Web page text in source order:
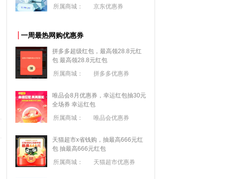
所属商城： 京东优惠券
一周最热网购优惠券
拼多多超级红包，最高领28.8元红
包 最高领28.8元红包
所属商城：
拼多多优惠券
唯品会8月优惠券，幸运红包抽30元
全场券 幸运红包
所属商城：
唯品会优惠券
天猫超市x省钱购，抽最高666元红
包 抽最高666元红包
所属商城：
天猫超市优惠券